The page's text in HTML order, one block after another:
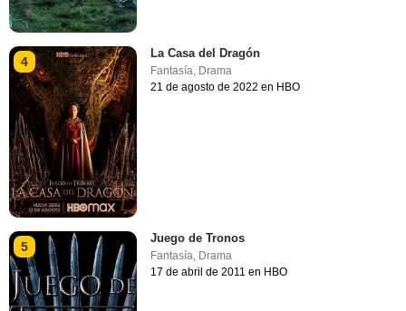
4
La Casa del Dragón
Fantasía, Drama
21 de agosto de 2022 en HBO
5
Juego de Tronos
Fantasía Drama
17 de abril de 2011 en HBO